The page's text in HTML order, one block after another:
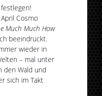
Cosmo
Much Much How
beeindruckt.
wieder in
– mal unter
den Wald und
sich im Takt